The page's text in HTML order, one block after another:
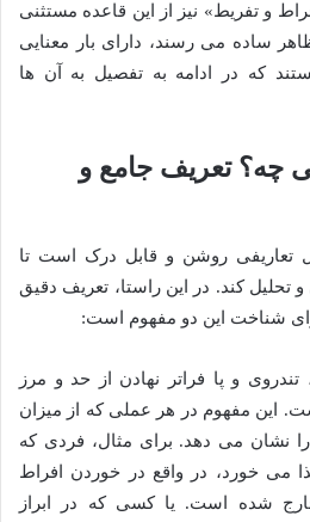
و تفریط» نیز از این قاعده مستثنی
ساده می رسند، دارای بار معنایی
که در ادامه به تفصیل به آن ها
چه؟ تعریف جامع و
تعاریفی روشن و قابل درک است تا
و تحلیل کند. در این راستا، تعریف دقیق
شناخت این دو مفهوم است:
تندروی و پا فراتر نهادن از حد و مرز
این مفهوم در هر عملی که از میزان
نشان می دهد. برای مثال، فردی که
می خورد، در واقع در خوردن افراط
شده است. یا کسی که در ابراز